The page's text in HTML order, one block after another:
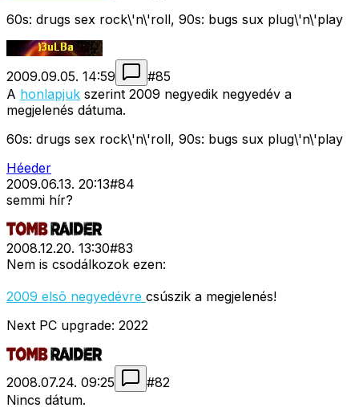
60s: drugs sex rock\'n\'roll, 90s: bugs sux plug\'n\'play
2009.09.05. 14:59 #85
A honlapjuk szerint 2009 negyedik negyedév a
megjelenés dátuma.
60s: drugs sex rock\'n\'roll, 90s: bugs sux plug\'n\'play
Héeder
2009.06.13. 20:13#84
semmi hír?
2008.12.20. 13:30#83
Nem is csodálkozok ezen:
2009 elsõ negyedévre csúszik a megjelenés!
Next PC upgrade: 2022
2008.07.24. 09:25 #82
Nincs dátum.